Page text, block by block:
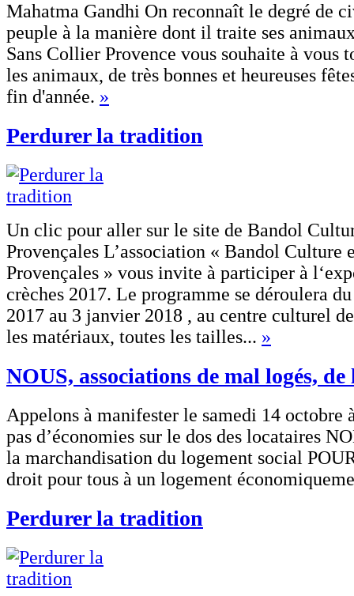
Mahatma Gandhi On reconnaît le degré de
peuple à la manière dont il traite ses
Sans Collier Provence vous souhaite à vous
les animaux, de très bonnes et heureuses
fin d'année. »
Perdurer la tradition
Un clic pour aller sur le site de Bandol
Provençales L’association « Bandol Culture
Provençales » vous invite à participer à
crèches 2017. Le programme se déroulera
2017 au 3 janvier 2018 , au centre culturel
les matériaux, toutes les tailles... »
NOUS, associations de mal logés,
Appelons à manifester le samedi 14 octobre
pas d’économies sur le dos des locataires
la marchandisation du logement social
droit pour tous à un logement
Perdurer la tradition